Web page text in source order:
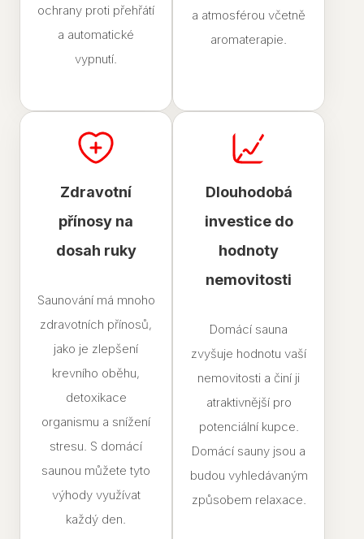
ochrany proti přehřátí
a automatické
vypnutí.
a atmosférou včetně
aromaterapie.
Zdravotní
přínosy na
dosah ruky
Saunování má mnoho
zdravotních přínosů,
jako je zlepšení
krevního oběhu,
detoxikace
organismu a snížení
stresu. S domácí
saunou můžete tyto
výhody využívat
každý den.
Dlouhodobá
investice do
hodnoty
nemovitosti
Domácí sauna
zvyšuje hodnotu vaší
nemovitosti a činí ji
atraktivnější pro
potenciální kupce.
Domácí sauny jsou a
budou vyhledávaným
způsobem relaxace.